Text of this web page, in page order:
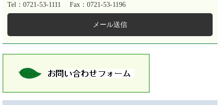
Tel：0721-53-1111
Fax：0721-53-1196
メール送信